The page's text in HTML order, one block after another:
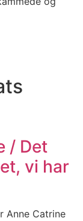
/ Det
vi har
Anne Catrine